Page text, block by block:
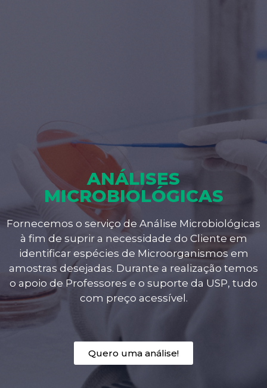
ANÁLISES
MICROBIOLÓGICAS
Fornecemos o serviço de Análise Microbiológicas
à fim de suprir a necessidade do Cliente em
identificar espécies de Microorganismos em
amostras desejadas. Durante a realização temos
o apoio de Professores e o suporte da USP, tudo
com preço acessível.
Quero uma análise!